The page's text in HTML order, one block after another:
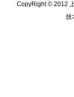
CopyRight © 2012
技